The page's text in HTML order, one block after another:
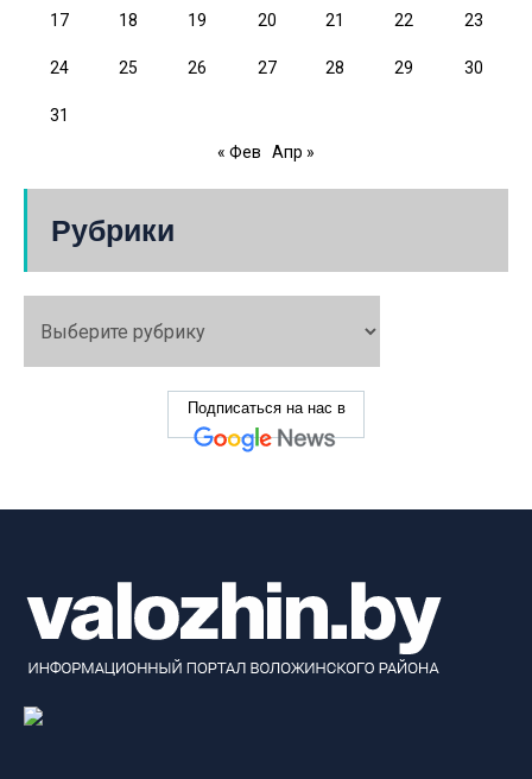
17 18 19 20 21 22 23
24 25 26 27 28 29 30
31
« Фев
Апр »
Рубрики
Подписаться на нас в